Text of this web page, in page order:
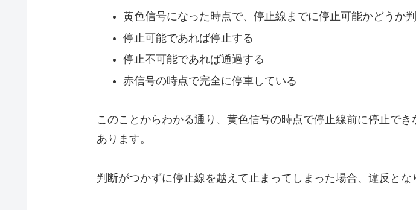
黄色信号になった時点で、停止線までに停止可能かどうか
停止可能であれば停止する
停止不可能であれば通過する
赤信号の時点で完全に停車している
このことからわかる通り、黄色信号の時点で停止線前に停止で
あります。
判断がつかずに停止線を越えて止まってしまった場合、違反とな